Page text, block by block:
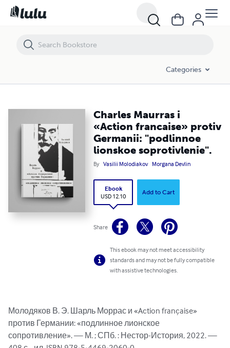
Categories
Charles Maurras i
«Action francaise» protiv
Germanii: "podlinnoe
lionskoe soprotivlenie".
By Vasilii Molodiakov Morgana Devlin
Ebook
USD 12.10
Add to Cart
Share
This ebook may not meet accessibility
standards and may not be fully compatible
with assistive technologies.
Молодяков В. Э. Шарль Моррас и «Action française»
против Германии: «подлинное лионское
сопротивление». — М. ; СПб. : Нестор-История, 2022. —
Charles Maurras i «Action francaise» protiv Germanii: "podlinnoe